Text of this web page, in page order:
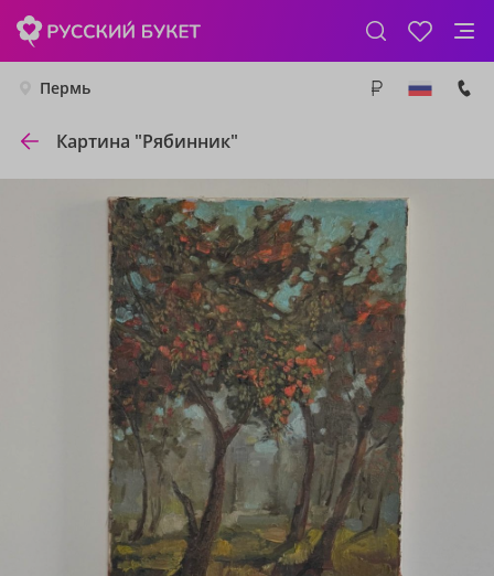
Пермь
Картина "Рябинник"